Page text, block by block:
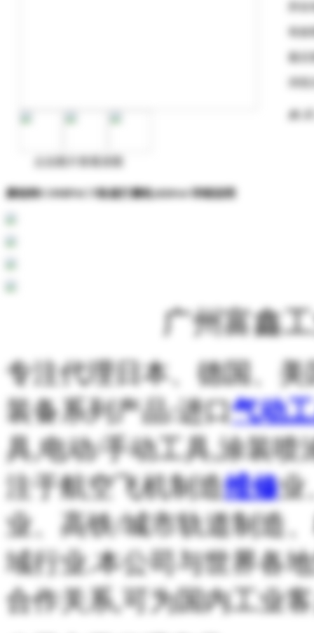
康柏特COMPACT轨道打磨机:820A4 详细说明
广州富鑫
专注代理日本、德国、
装备系列产品:进口气动
具,电动/手动工具,涂装喷
注于航空飞机制造维修业
业、高铁/城市轨道制造
域行业.本公司与世界各
合作关系,可为国内工业